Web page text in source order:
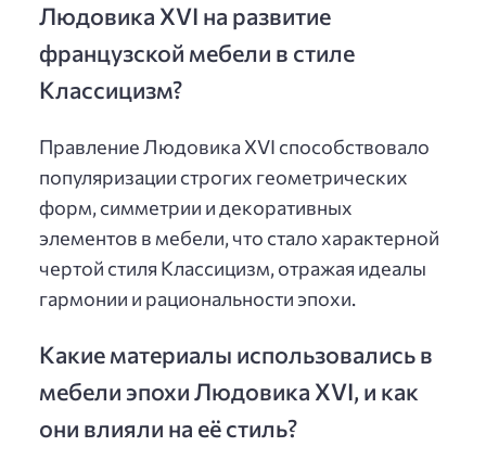
Людовика XVI на развитие
французской мебели в стиле
Классицизм?
Правление Людовика XVI способствовало
популяризации строгих геометрических
форм, симметрии и декоративных
элементов в мебели, что стало характерной
чертой стиля Классицизм, отражая идеалы
гармонии и рациональности эпохи.
Какие материалы использовались в
мебели эпохи Людовика XVI, и как
они влияли на её стиль?